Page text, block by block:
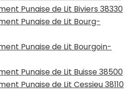
Punaise de Lit Biviers 38330
Punaise de Lit Bourg-
Punaise de Lit Bourgoin-
Punaise de Lit Buisse 38500
Punaise de Lit Cessieu 38110